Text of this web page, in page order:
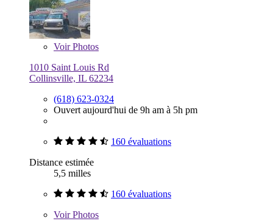
VoirPhotos
1010 Saint Louis Rd
Collinsville, IL 62234
(618) 623-0324
Ouvert aujourd'hui de 9h am à 5h pm
160 évaluations
Distance estimée
5,5 milles
160 évaluations
VoirPhotos